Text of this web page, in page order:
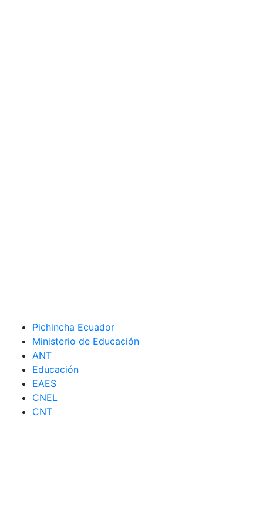
Pichincha Ecuador
Ministerio de Educación
ANT
Educación
EAES
CNEL
CNT